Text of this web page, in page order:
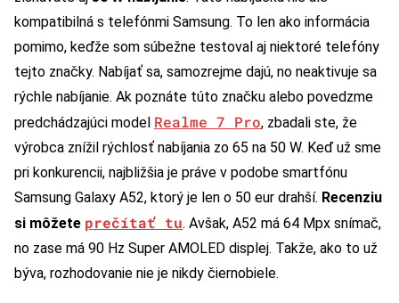
kompatibilná s telefónmi Samsung. To len ako informácia
pomimo, keďže som súbežne testoval aj niektoré telefóny
tejto značky. Nabíjať sa, samozrejme dajú, no neaktivuje sa
rýchle nabíjanie. Ak poznáte túto značku alebo povedzme
predchádzajúci model Realme 7 Pro, zbadali ste, že
výrobca znížil rýchlosť nabíjania zo 65 na 50 W. Keď už sme
pri konkurencii, najbližšia je práve v podobe smartfónu
Samsung Galaxy A52, ktorý je len o 50 eur drahší. Recenziu
si môžete prečítať tu. Avšak, A52 má 64 Mpx snímač,
no zase má 90 Hz Super AMOLED displej. Takže, ako to už
býva, rozhodovanie nie je nikdy čiernobiele.